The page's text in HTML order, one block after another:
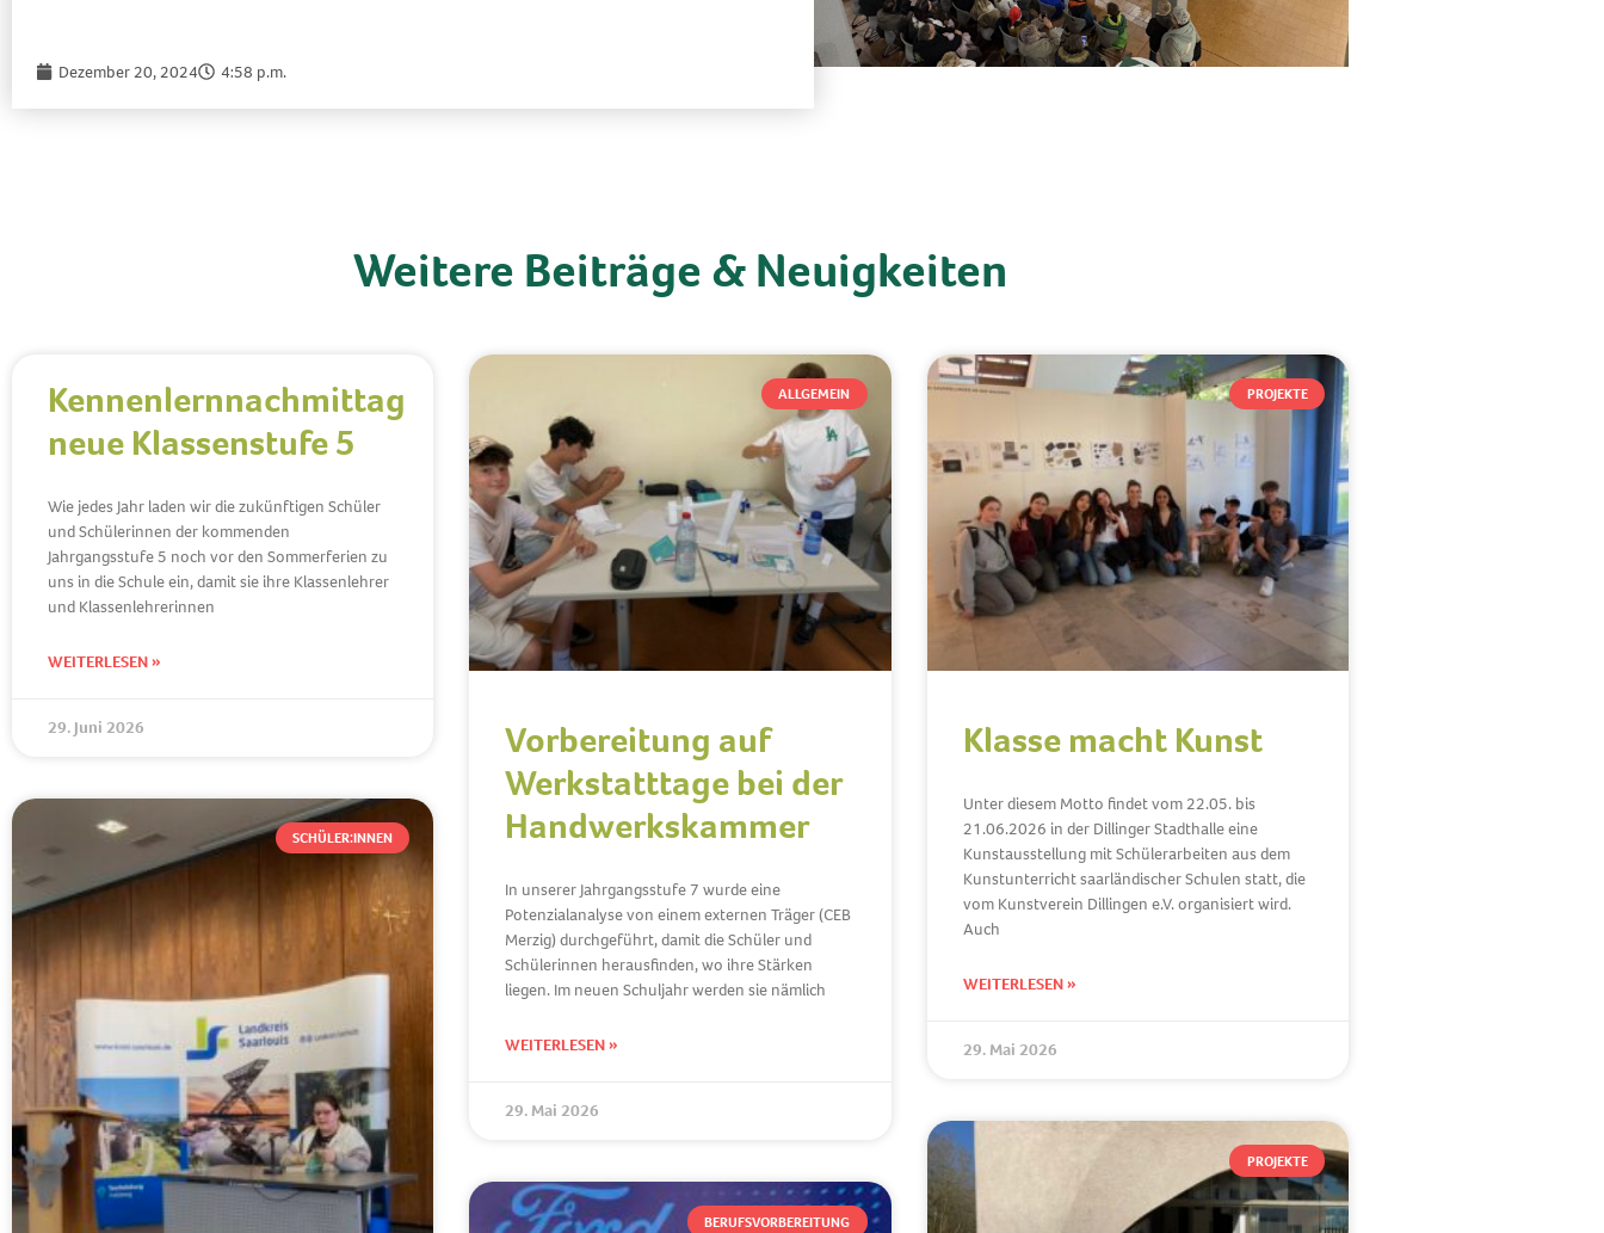
Dezember 20, 2024 4:58 p.m.
Weitere Beiträge & Neuigkeiten
Kennenlernnachmittag
neue Klassenstufe 5
Wie jedes Jahr laden wir die zukünftigen Schüler
und Schülerinnen der kommenden
Jahrgangsstufe 5 noch vor den Sommerferien zu
uns in die Schule ein, damit sie ihre Klassenlehrer
und Klassenlehrerinnen
WEITERLESEN »
29. Juni 2026
ALLGEMEIN
Vorbereitung auf
Werkstatttage bei der
Handwerkskammer
In unserer Jahrgangsstufe 7 wurde eine
Potenzialanalyse von einem externen Träger (CEB
Merzig) durchgeführt, damit die Schüler und
Schülerinnen herausfinden, wo ihre Stärken
liegen. Im neuen Schuljahr werden sie nämlich
WEITERLESEN »
29. Mai 2026
PROJEKTE
Klasse macht Kunst
Unter diesem Motto findet vom 22.05. bis
21.06.2026 in der Dillinger Stadthalle eine
Kunstausstellung mit Schülerarbeiten aus dem
Kunstunterricht saarländischer Schulen statt, die
vom Kunstverein Dillingen e.V. organisiert wird.
Auch
WEITERLESEN »
29. Mai 2026
SCHÜLER:INNEN
BERUFSVORBEREITUNG
PROJEKTE